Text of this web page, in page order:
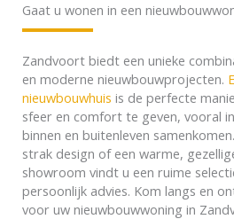
Gaat u wonen in een
Zandvoort biedt een unieke
en moderne nieuwbouwprojecten.
nieuwbouwhuis is de perfecte
sfeer en comfort te geven, vooral
binnen en buitenleven
strak design of een warme,
showroom vindt u een ruime
persoonlijk advies. Kom langs en
voor uw nieuwbouwwoning in